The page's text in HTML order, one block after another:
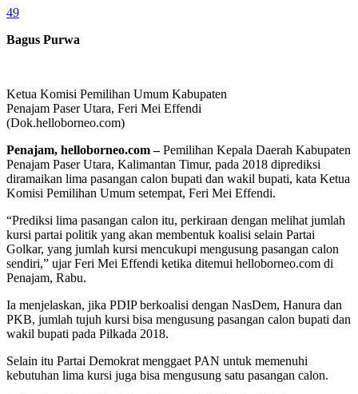
49
Bagus Purwa
Ketua Komisi Pemilihan Umum Kabupaten
Penajam Paser Utara, Feri Mei Effendi
(Dok.helloborneo.com)
Penajam, helloborneo.com –Pemilihan Kepala Daerah Kabupaten
Penajam Paser Utara, Kalimantan Timur, pada 2018 diprediksi
diramaikan lima pasangan calon bupati dan wakil bupati, kata Ketua
Komisi Pemilihan Umum setempat, Feri Mei Effendi.
“Prediksi lima pasangan calon itu, perkiraan dengan melihat jumlah
kursi partai politik yang akan membentuk koalisi selain Partai
Golkar, yang jumlah kursi mencukupi mengusung pasangan calon
sendiri,” ujar Feri Mei Effendi ketika ditemui helloborneo.com di
Penajam, Rabu.
Ia menjelaskan, jika PDIP berkoalisi dengan NasDem, Hanura dan
PKB, jumlah tujuh kursi bisa mengusung pasangan calon bupati dan
wakil bupati pada Pilkada 2018.
Selain itu Partai Demokrat menggaet PAN untuk memenuhi
kebutuhan lima kursi juga bisa mengusung satu pasangan calon.